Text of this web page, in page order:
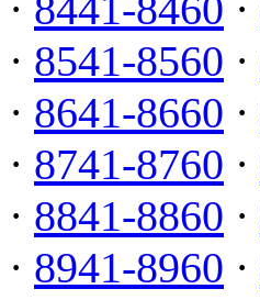
· 8541-8560 ·
· 8641-8660 ·
· 8741-8760 ·
· 8841-8860 ·
· 8941-8960 ·